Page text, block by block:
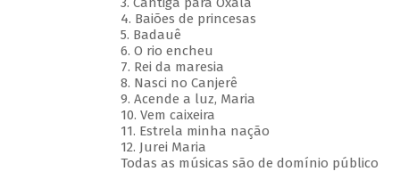
4. Baiões de princesas
5. Badauê
6. O rio encheu
7. Rei da maresia
8. Nasci no Canjerê
9. Acende a luz, Maria
10. Vem caixeira
11. Estrela minha nação
12. Jurei Maria
Todas as músicas são de domínio público